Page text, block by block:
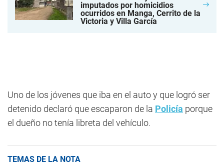
imputados por homicidios
ocurridos en Manga, Cerrito de la
Victoria y Villa García
Uno de los jóvenes que iba en el auto y que logró ser
detenido declaró que escaparon de la Policía porque
el dueño no tenía libreta del vehículo.
TEMAS DE LA NOTA